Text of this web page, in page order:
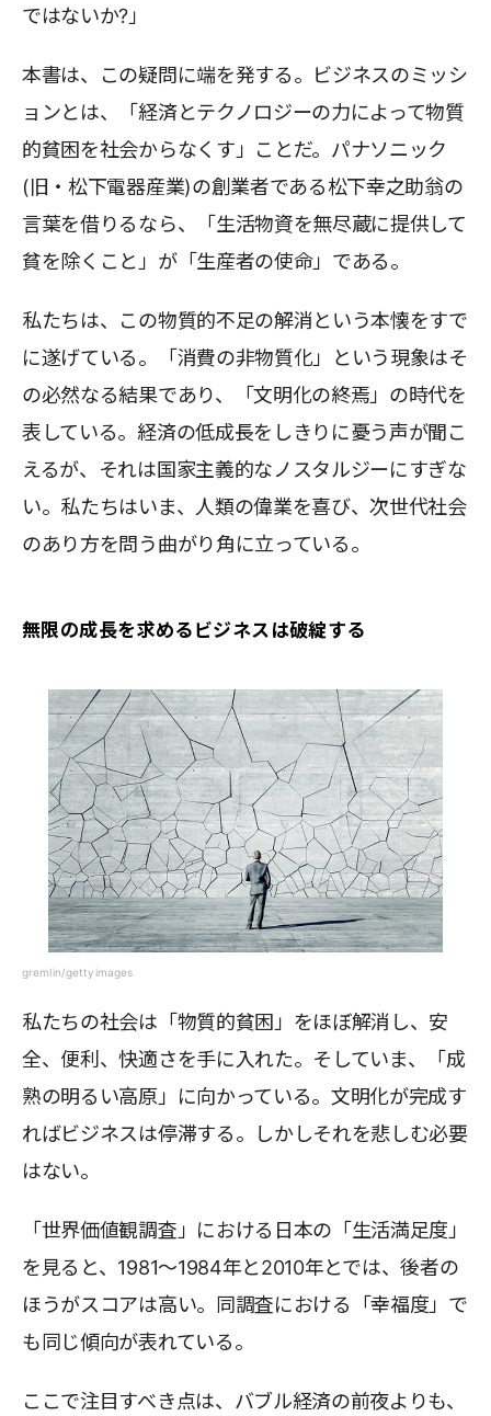
ではないか?」
本書は、この疑問に端を発する。ビジネスのミッシ
ョンとは、「経済とテクノロジーの力によって物質
的貧困を社会からなくす」ことだ。パナソニック
(旧・松下電器産業)の創業者である松下幸之助翁の
言葉を借りるなら、「生活物資を無尽蔵に提供して
貧を除くこと」が「生産者の使命」である。
私たちは、この物質的不足の解消という本懐をすで
に遂げている。「消費の非物質化」という現象はそ
の必然なる結果であり、「文明化の終焉」の時代を
表している。経済の低成長をしきりに憂う声が聞こ
えるが、それは国家主義的なノスタルジーにすぎな
い。私たちはいま、人類の偉業を喜び、次世代社会
のあり方を問う曲がり角に立っている。
無限の成長を求めるビジネスは破綻する
gremlin/gettyimages
私たちの社会は「物質的貧困」をほぼ解消し、安
全、便利、快適さを手に入れた。そしていま、「成
熟の明るい高原」に向かっている。文明化が完成す
ればビジネスは停滞する。しかしそれを悲しむ必要
はない。
「世界価値観調査」における日本の「生活満足度」
を見ると、1981〜1984年と2010年とでは、後者の
ほうがスコアは高い。同調査における「幸福度」で
も同じ傾向が表れている。
ここで注目すべき点は、バブル経済の前夜よりも、